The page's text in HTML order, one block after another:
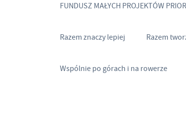
FUNDUSZ MAŁYCH PROJEKTÓW
Razem znaczy lepiej Razem
Wspólnie po górach i na rowerze